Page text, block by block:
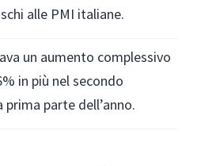
alle PMI italiane.
un aumento complessivo
in più nel secondo
parte dell’anno.